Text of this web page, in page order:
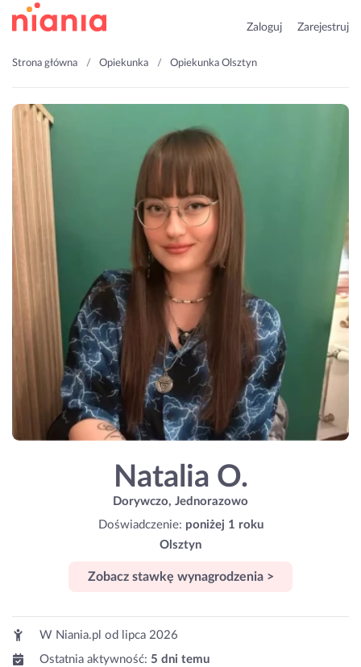
Zaloguj Zarejestruj
Strona główna Opiekunka Opiekunka Olsztyn
Natalia O.
Dorywczo, Jednorazowo
Doświadczenie: poniżej 1 roku
Olsztyn
Zobacz stawkę wynagrodzenia >
W Niania.pl od
lipca 2026
Ostatnia aktywność: 5 dni temu